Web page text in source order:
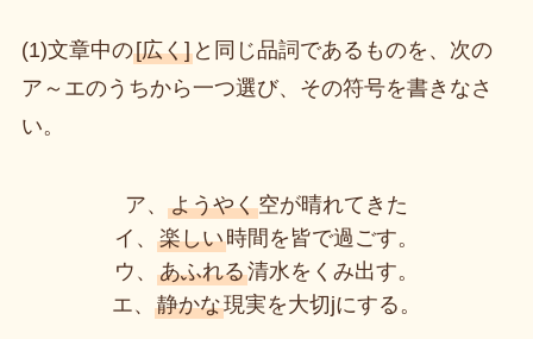
(1)文章中の[広く]と同じ品詞であるものを、次の
ア～エのうちから一つ選び、その符号を書きなさ
い。
ア、 ようやく空が晴れてきた
イ、 楽しい時間を皆で過ごす。
ウ、 あふれる清水をくみ出す。
エ、 静かな現実を大切jにする。